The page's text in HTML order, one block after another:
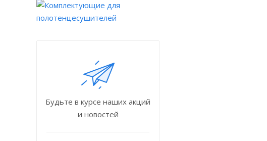
Будьте в курсе наших акций
и новостей